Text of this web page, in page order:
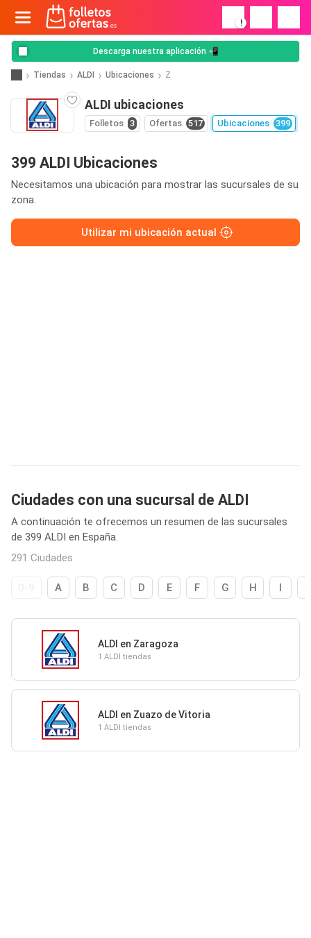
!
Descarga nuestra aplicación 📲
Tiendas ALDI Ubicaciones Z
ALDI ubicaciones
Folletos 3 Ofertas 517 Ubicaciones 399
399 ALDI Ubicaciones
Necesitamos una ubicación para mostrar las sucursales de su
zona.
Utilizar mi ubicación actual
Ciudades con una sucursal de ALDI
A continuación te ofrecemos un resumen de las sucursales
de 399 ALDI en España.
291 Ciudades
A B C D E F G H I
ALDI en Zaragoza
1 ALDI tiendas
ALDI en Zuazo de Vitoria
1 ALDI tiendas